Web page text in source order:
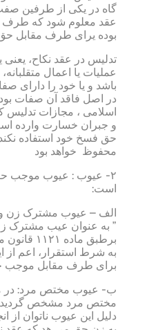
گاه در یکی از طرفین
عقد معلوم شود که
بوده یرای طرف مقابل
تدلیس در عقد نکاح،
عملیات یا اعمال
باشد و یا خود را دارای
در اصل فاقد آن صفات
و جبران خسارت وارده
حق فسخ خود استفاده
محفوظ خواهد بود
۲- عیوب : عیوب موجب
است:
الف – عیوب مشترک زن و
” به عنوان عیب مشترک
برطبق
به شرط استقرار، اعم از
برای طرف مقابل
مختص مرد مشخص
دلیل این عیوب ناتوان از